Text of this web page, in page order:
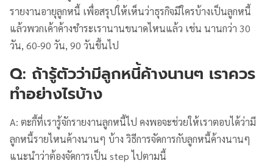
รายงานอายุลูกหนี้ เพื่อสรุปให้เห็นว่าธุรกิจมีใครบ้างเป็นลูกหนี้
แล้วพวกเค้าค้างชำระเรานานขนาดไหนแล้ว เช่น นานกว่า 30
วัน, 60-90 วัน, 90 วันขึ้นไป
Q: ถ้ารู้ตัวว่ามีลูกหนี้ค้างนานๆ เราควร
ทำอย่างไรบ้าง
A: ตะกี้ที่เรารู้จักรายงานลูกหนี้ไป คงพอจะช่วยให้เราตอบได้ว่ามี
ลูกหนี้รายไหนค้างนานๆ บ้าง วิธีการจัดการกับลูกหนี้ค้างนานๆ
แนะนำว่าต้องจัดการเป็น step ไปตามนี้